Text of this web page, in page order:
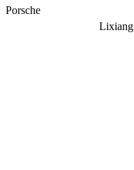
Porsche
Lixiang